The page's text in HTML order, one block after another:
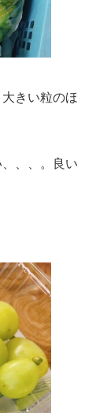
きい粒のほ
、、。良い